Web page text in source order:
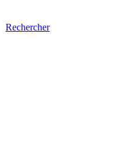
Rechercher